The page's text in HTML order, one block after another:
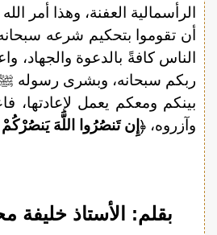
الرأسمالية العفنة، وهذا أمر
أن تقوموا بتحكيم شرعه
الناس كافةً بالدعوة والجهاد،
ربكم سبحانه، وبشرى رسوله
بينكم ومعكم يعمل لإعادتها،
وآزروه، ﴿ إِن تَنصُرُوا اللَّهَ
بقلم: الأستاذ خليفة